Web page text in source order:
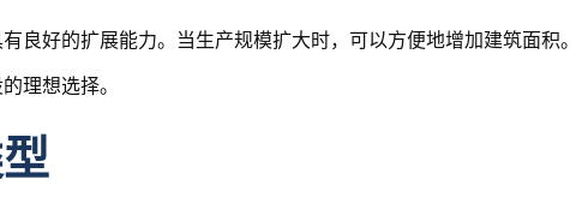
良好的扩展能力。当生产规模扩大时，可以方便地增加建筑面积。
理想选择。